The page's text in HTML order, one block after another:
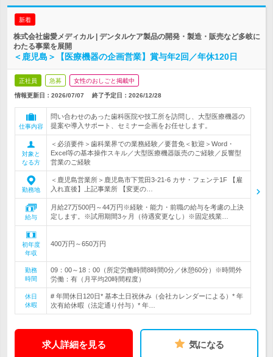
新着
株式会社歯愛メディカル | デンタルケア製品の開発・製造・販売など多岐に
わたる事業を展開
＜鹿児島＞【医療機器の企画営業】賞与年2回／年休120日
正社員 急募 女性のおしごと掲載中
情報更新日：2026/07/07 終了予定日： 2026/12/28
仕事内容
問い合わせのあった歯科医院や技工所を訪問し、大型医療機器の
提案や導入サポート、セミナー企画をお任せします。
対象と
なる方
＜必須要件＞歯科業界での業務経験／要普免＜歓迎＞Word・
Excel等の基本操作スキル／大型医療機器販売のご経験／反響型
営業のご経験
勤務地
＜鹿児島営業所＞鹿児島市下荒田3-21-6 カサ・フェンテ1F 【雇
入れ直後】上記事業所 【変更の…
給与
月給27万500円～44万円※経験・能力・前職の給与を考慮の上決
定します。※試用期間3ヶ月（待遇変更なし）※固定残業…
初年度
年収
400万円～650万円
勤務
時間
09：00～18：00（所定労働時間8時間0分／休憩60分）※時間外
労働：有（月平均20時間程度）
休日
休暇
# 年間休日120日* 基本土日祝休み（会社カレンダーによる）* 年
次有給休暇（法定通り付与）* 年…
求人詳細を見る 気になる